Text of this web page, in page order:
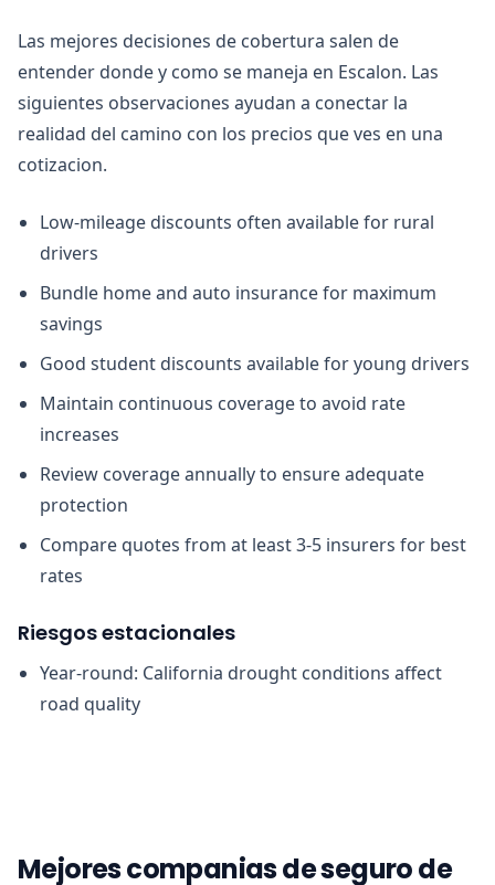
Las mejores decisiones de cobertura salen de
entender donde y como se maneja en Escalon. Las
siguientes observaciones ayudan a conectar la
realidad del camino con los precios que ves en una
cotizacion.
Low-mileage discounts often available for rural
drivers
Bundle home and auto insurance for maximum
savings
Good student discounts available for young drivers
Maintain continuous coverage to avoid rate
increases
Review coverage annually to ensure adequate
protection
Compare quotes from at least 3-5 insurers for best
rates
Riesgos estacionales
Year-round: California drought conditions affect
road quality
Mejores companias de seguro de